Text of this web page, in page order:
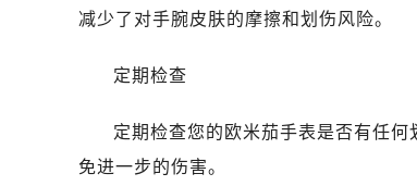
昆明市盘龙区北京路928号
唐山市路南区新华东道100
台州市椒江区东海大道
减少了对手腕皮肤的摩擦和划伤风险。
定期检查
定期检查您的欧米茄手表是否有任
免进一步的伤害。